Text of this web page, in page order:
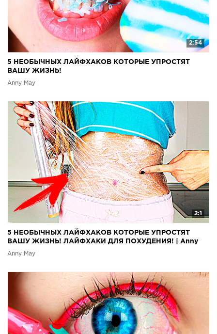
2:54
5 НЕОБЫЧНЫХ ЛАЙФХАКОВ КОТОРЫЕ УПРОСТЯТ
ВАШУ ЖИЗНЬ!
Anny May
2:1
5 НЕОБЫЧНЫХ ЛАЙФХАКОВ КОТОРЫЕ УПРОСТЯТ
ВАШУ ЖИЗНЬ! ЛАЙФХАКИ ДЛЯ ПОХУДЕНИЯ! | Anny
May
Anny May